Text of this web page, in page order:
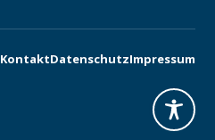
KontaktDatenschutzImpressum